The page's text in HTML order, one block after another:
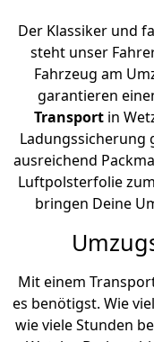
Der Klassiker und
steht unser
Fahrzeug am
garantieren
Transport in
Ladungssicherung
ausreichend
Luftpolsterfolie
bringen Deine
Mit einem
es benötigst. Wie
wie viele Stunden